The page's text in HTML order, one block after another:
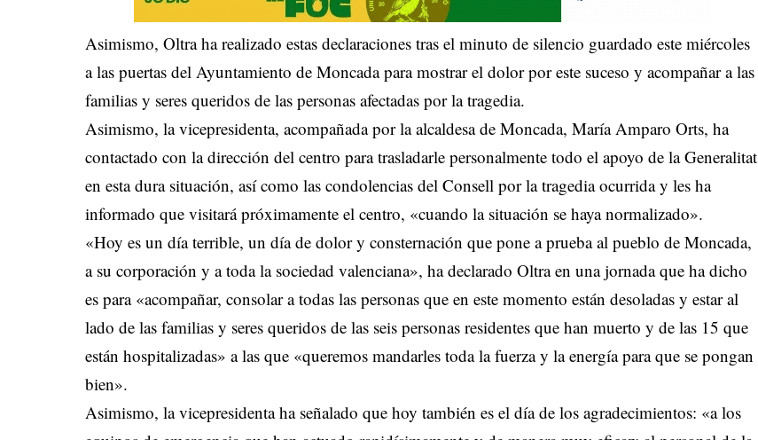
Asimismo, Oltra ha realizado estas declaraciones tras el minuto de silencio guardado este miércoles
a las puertas del Ayuntamiento de Moncada para mostrar el dolor por este suceso y acompañar a las
familias y seres queridos de las personas afectadas por la tragedia.
Asimismo, la vicepresidenta, acompañada por la alcaldesa de Moncada, María Amparo Orts, ha
contactado con la dirección del centro para trasladarle personalmente todo el apoyo de la Generalitat
en esta dura situación, así como las condolencias del Consell por la tragedia ocurrida y les ha
informado que visitará próximamente el centro, «cuando la situación se haya normalizado».
«Hoy es un día terrible, un día de dolor y consternación que pone a prueba al pueblo de Moncada,
a su corporación y a toda la sociedad valenciana», ha declarado Oltra en una jornada que ha dicho
es para «acompañar, consolar a todas las personas que en este momento están desoladas y estar al
lado de las familias y seres queridos de las seis personas residentes que han muerto y de las 15 que
están hospitalizadas» a las que «queremos mandarles toda la fuerza y la energía para que se pongan
bien».
Asimismo, la vicepresidenta ha señalado que hoy también es el día de los agradecimientos: «a los